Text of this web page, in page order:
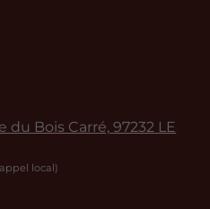
du Bois Carré, 97232 LE